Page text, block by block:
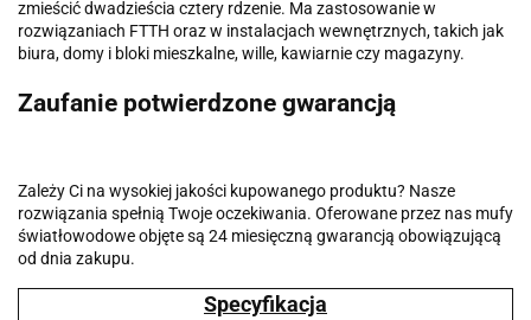
zmieścić dwadzieścia cztery rdzenie. Ma zastosowanie w
rozwiązaniach FTTH oraz w instalacjach wewnętrznych, takich jak
biura, domy i bloki mieszkalne, wille, kawiarnie czy magazyny.
Zaufanie potwierdzone gwarancją
Zależy Ci na wysokiej jakości kupowanego produktu? Nasze
rozwiązania spełnią Twoje oczekiwania. Oferowane przez nas mufy
światłowodowe objęte są 24 miesięczną gwarancją obowiązującą
od dnia zakupu.
Specyfikacja